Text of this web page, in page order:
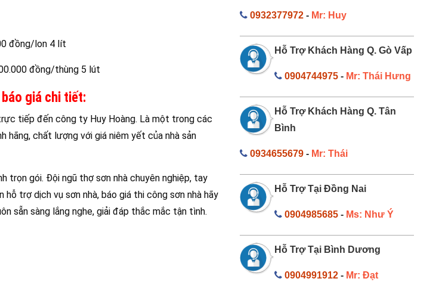
đồng/lon 4 lít
đồng/thùng 5 lút
giá chi tiết:
tiếp đến công ty Huy Hoàng. Là một trong các
hãng, chất lượng với giá niêm yết của nhà sản
trọn gói. Đội ngũ thợ sơn nhà chuyên nghiệp, tay
trợ dịch vụ sơn nhà, báo giá thi công sơn nhà hãy
sẵn sàng lắng nghe, giải đáp thắc mắc tận tình.
0932377972- Mr: Huy
Hỗ Trợ Khách Hàng Q. Gò Vấp
0904744975 - Mr: Thái Hưng
Hỗ Trợ Khách Hàng Q. Tân
Bình
0934655679- Mr: Thái
Hỗ Trợ Tại Đồng Nai
0904985685 - Ms: Như Ý
Hỗ Trợ Tại Bình Dương
0904991912 - Mr: Đạt